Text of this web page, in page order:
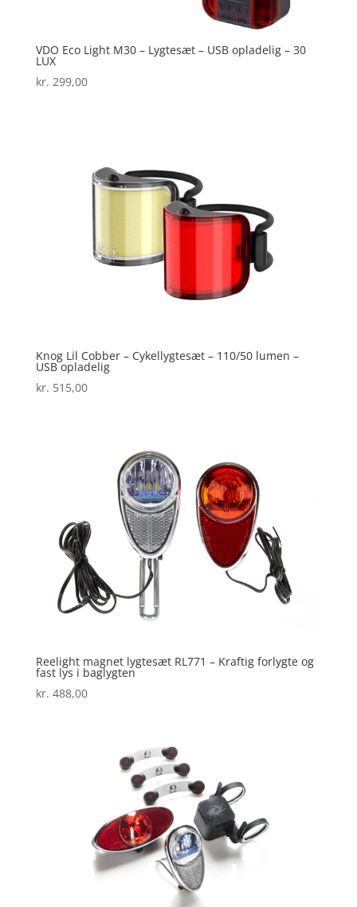
VDO Eco Light M30 – Lygtesæt – USB opladelig – 30
LUX
kr. 299,00
Knog Lil Cobber – Cykellygtesæt – 110/50 lumen –
USB opladelig
kr. 515,00
Reelight magnet lygtesæt RL771 – Kraftig forlygte og
fast lys i baglygten
kr. 488,00